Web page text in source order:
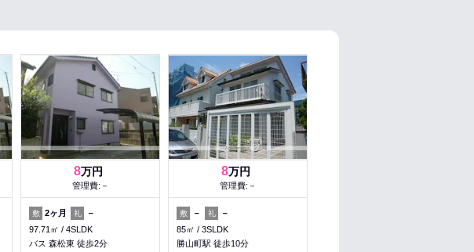
8万円
管理費:－
敷 2ヶ月 礼
－
97.71㎡
4SLDK
バス 森松東 徒歩2分
8万円
管理費:－
敷 － 礼
－
85㎡
3SLDK
勝山町駅 徒歩10分